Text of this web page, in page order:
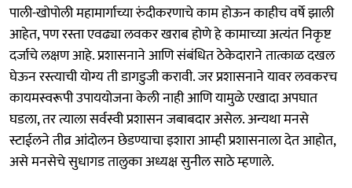
पाली-खोपोली महामार्गाच्या रुंदीकरणाचे काम होऊन काहीच वर्षे झाली
आहेत, पण रस्ता एवढ्या लवकर खराब होणे हे कामाच्या अत्यंत निकृष्ट
दर्जाचे लक्षण आहे. प्रशासनाने आणि संबंधित ठेकेदाराने तात्काळ दखल
घेऊन रस्त्याची योग्य ती डागडुजी करावी. जर प्रशासनाने यावर लवकरच
कायमस्वरूपी उपाययोजना केली नाही आणि यामुळे एखादा अपघात
घडला, तर त्याला सर्वस्वी प्रशासन जबाबदार असेल. अन्यथा मनसे
स्टाईलने तीव्र आंदोलन छेडण्याचा इशारा आम्ही प्रशासनाला देत आहोत,
असे मनसेचे सुधागड तालुका अध्यक्ष सुनील साठे म्हणाले.